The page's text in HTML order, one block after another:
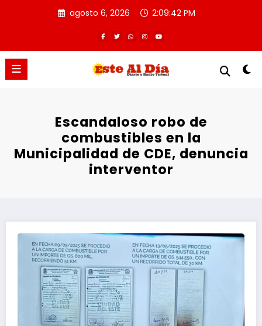
agosto 6, 2026 2:09:42 PM
Escandaloso robo de
combustibles en la
Municipalidad de CDE, denuncia
interventor